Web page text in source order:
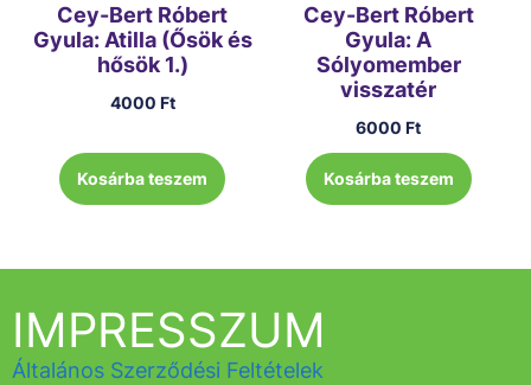
Cey-Bert Róbert
Gyula: Atilla (Ősök és
hősök 1.)
4000 Ft
Kosárba teszem
Cey-Bert Róbert
Gyula: A
Sólyomember
visszatér
6000Ft
Kosárba teszem
IMPRESSZUM
Általános Szerződési Feltételek